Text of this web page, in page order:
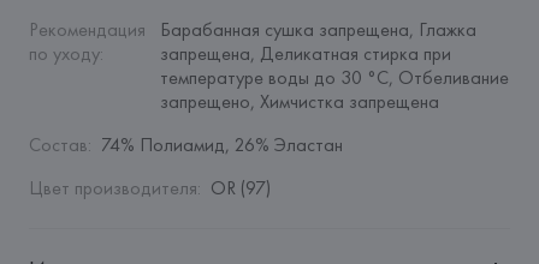
Рекомендация
по уходу:
Барабанная сушка запрещена, Глажка
запрещена, Деликатная стирка при
температуре воды до 30 °C, Отбеливание
запрещено, Химчистка запрещена
Состав: 74% Полиамид, 26% Эластан
Цвет производителя: OR (97)